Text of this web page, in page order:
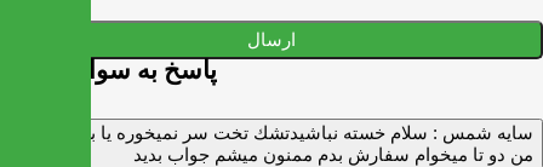
ارسال
پاسخ به سوالات شما
سايه شمس : سلام خسته نباشيدتشك تخت سر نميخوره يا برنميگرده
من دو تا ميخوام سفارش بدم ممنون ميشم جواب بديد